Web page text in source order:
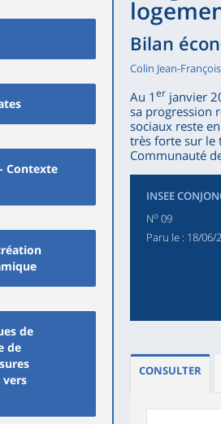
Contexte
de
de
vers
Bilan
Colin Jean-
Au 1erjanvier
sa progression
sociaux reste
très forte sur le
Communauté
INSEE
No09
Paru le : 18/06/
CONSULTER